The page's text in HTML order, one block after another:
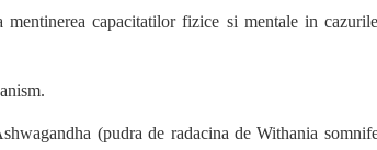
mentinerea capacitatilor fizice si mentale in
(pudra de radacina de Withania